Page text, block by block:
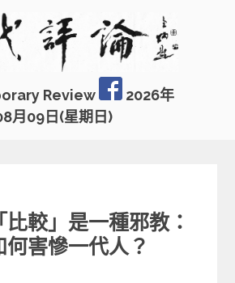
Review
2026年
月09日(星期日)
較」是一種邪教：
害慘一代人？